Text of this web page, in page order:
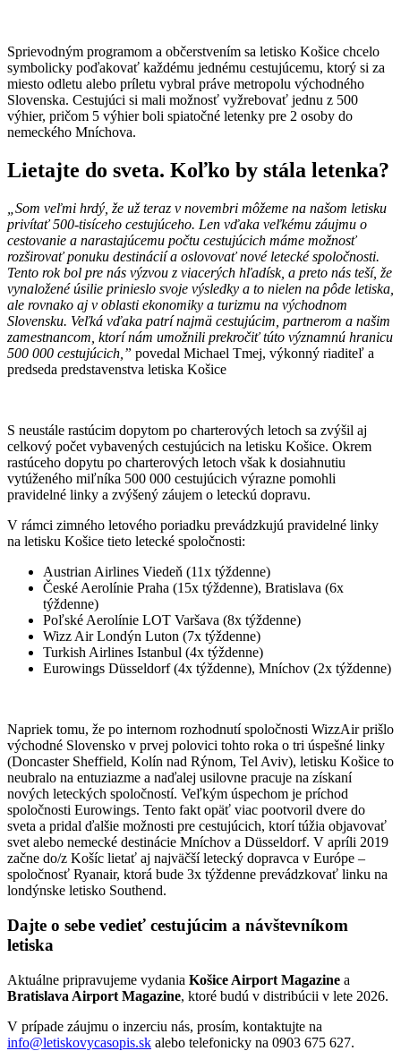
Sprievodným programom a občerstvením sa letisko Košice chcelo
symbolicky poďakovať každému jednému cestujúcemu, ktorý si za
miesto odletu alebo príletu vybral práve metropolu východného
Slovenska. Cestujúci si mali možnosť vyžrebovať jednu z 500
výhier, pričom 5 výhier boli spiatočné letenky pre 2 osoby do
nemeckého Mníchova.
Lietajte do sveta. Koľko by stála letenka?
„Som veľmi hrdý, že už teraz v novembri môžeme na našom letisku
privítať 500-tisíceho cestujúceho. Len vďaka veľkému záujmu o
cestovanie a narastajúcemu počtu cestujúcich máme možnosť
rozširovať ponuku destinácií a oslovovať nové letecké spoločnosti.
Tento rok bol pre nás výzvou z viacerých hľadísk, a preto nás teší, že
vynaložené úsilie prinieslo svoje výsledky a to nielen na pôde letiska,
ale rovnako aj v oblasti ekonomiky a turizmu na východnom
Slovensku. Veľká vďaka patrí najmä cestujúcim, partnerom a našim
zamestnancom, ktorí nám umožnili prekročiť túto významnú hranicu
500 000 cestujúcich,” povedal Michael Tmej, výkonný riaditeľ a
predseda predstavenstva letiska Košice
S neustále rastúcim dopytom po charterových letoch sa zvýšil aj
celkový počet vybavených cestujúcich na letisku Košice. Okrem
rastúceho dopytu po charterových letoch však k dosiahnutiu
vytúženého miľníka 500 000 cestujúcich výrazne pomohli
pravidelné linky a zvýšený záujem o leteckú dopravu.
V rámci zimného letového poriadku prevádzkujú pravidelné linky
na letisku Košice tieto letecké spoločnosti:
Austrian Airlines Viedeň (11x týždenne)
České Aerolínie Praha (15x týždenne), Bratislava (6x
týždenne)
Poľské Aerolínie LOT Varšava (8x týždenne)
Wizz Air Londýn Luton (7x týždenne)
Turkish Airlines Istanbul (4x týždenne)
Eurowings Düsseldorf (4x týždenne), Mníchov (2x týždenne)
Napriek tomu, že po internom rozhodnutí spoločnosti WizzAir prišlo
východné Slovensko v prvej polovici tohto roka o tri úspešné linky
(Doncaster Sheffield, Kolín nad Rýnom, Tel Aviv), letisku Košice to
neubralo na entuziazme a naďalej usilovne pracuje na získaní
nových leteckých spoločností. Veľkým úspechom je príchod
spoločnosti Eurowings. Tento fakt opäť viac pootvoril dvere do
sveta a pridal ďalšie možnosti pre cestujúcich, ktorí túžia objavovať
svet alebo nemecké destinácie Mníchov a Düsseldorf. V apríli 2019
začne do/z Košíc lietať aj najväčší letecký dopravca v Európe –
spoločnosť Ryanair, ktorá bude 3x týždenne prevádzkovať linku na
londýnske letisko Southend.
Dajte o sebe vedieť cestujúcim a návštevníkom
letiska
Aktuálne pripravujeme vydania Košice Airport Magazine a
Bratislava Airport Magazine, ktoré budú v distribúcii v lete 2026.
V prípade záujmu o inzerciu nás, prosím, kontaktujte na
info@letiskovycasopis.sk alebo telefonicky na 0903 675 627.